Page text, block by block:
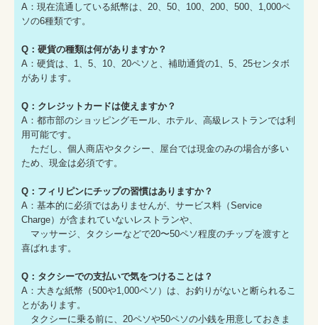
A：現在流通している紙幣は、20、50、100、200、500、1,000ペ
ソの6種類です。
Q：硬貨の種類は何がありますか？
A：硬貨は、1、5、10、20ペソと、補助通貨の1、5、25センタボ
があります。
Q：クレジットカードは使えますか？
A：都市部のショッピングモール、ホテル、高級レストランでは利
用可能です。
ただし、個人商店やタクシー、屋台では現金のみの場合が多い
ため、現金は必須です。
Q：フィリピンにチップの習慣はありますか？
A：基本的に必須ではありませんが、サービス料（Service
Charge）が含まれていないレストランや、
マッサージ、タクシーなどで20〜50ペソ程度のチップを渡すと
喜ばれます。
Q：タクシーでの支払いで気をつけることは？
A：大きな紙幣（500や1,000ペソ）は、お釣りがないと断られるこ
とがあります。
タクシーに乗る前に、20ペソや50ペソの小銭を用意しておきま